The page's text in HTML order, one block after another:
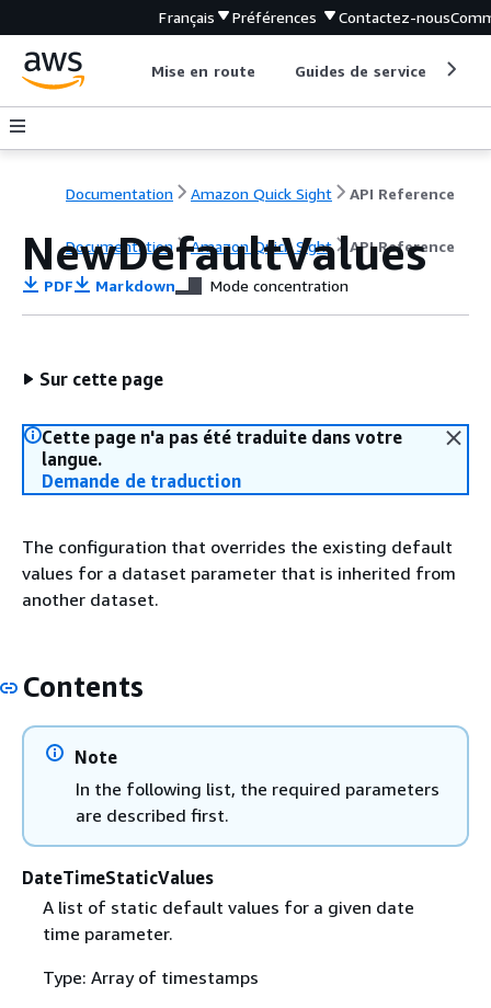
Français Préférences Contactez-nous
Mise en route Guides de service
Documentation Amazon Quick Sight API Reference
Documentation Amazon Quick Sight API Reference
NewDefaultValues
PDF Markdown Mode concentration
Sur cette page
Cette page n'a pas été traduite dans votre
langue.
Demande de traduction
The configuration that overrides the existing default
values for a dataset parameter that is inherited from
another dataset.
Contents
Note
In the following list, the required parameters
are described first.
DateTimeStaticValues
A list of static default values for a given date
time parameter.
Type: Array of timestamps